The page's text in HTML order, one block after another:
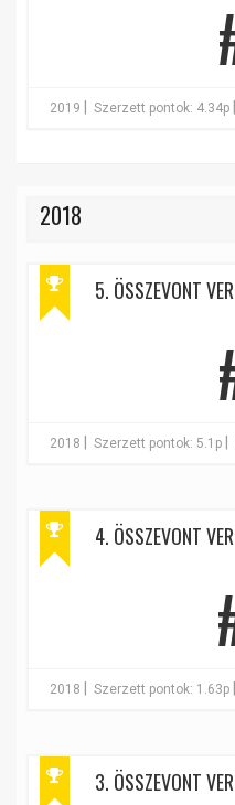
2019 Szerzett pontok: 4.34p
2018
5. ÖSSZEVONT
2018 Szerzett pontok: 5.1p
4. ÖSSZEVONT
2018 Szerzett pontok: 1.63p
3. ÖSSZEVONT